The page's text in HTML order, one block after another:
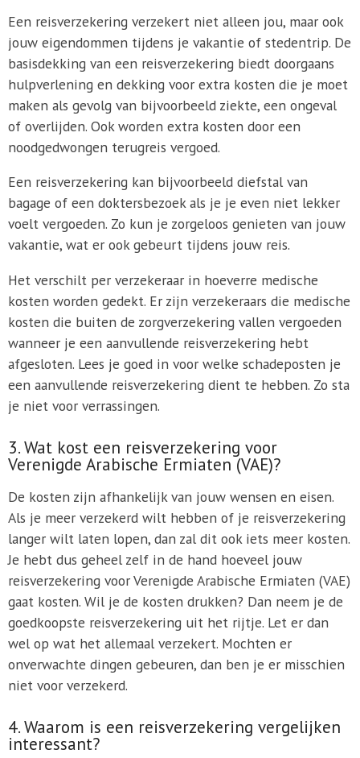
Een reisverzekering verzekert niet alleen jou, maar ook
jouw eigendommen tijdens je vakantie of stedentrip. De
basisdekking van een reisverzekering biedt doorgaans
hulpverlening en dekking voor extra kosten die je moet
maken als gevolg van bijvoorbeeld ziekte, een ongeval
of overlijden. Ook worden extra kosten door een
noodgedwongen terugreis vergoed.
Een reisverzekering kan bijvoorbeeld diefstal van
bagage of een doktersbezoek als je je even niet lekker
voelt vergoeden. Zo kun je zorgeloos genieten van jouw
vakantie, wat er ook gebeurt tijdens jouw reis.
Het verschilt per verzekeraar in hoeverre medische
kosten worden gedekt. Er zijn verzekeraars die medische
kosten die buiten de zorgverzekering vallen vergoeden
wanneer je een aanvullende reisverzekering hebt
afgesloten. Lees je goed in voor welke schadeposten je
een aanvullende reisverzekering dient te hebben. Zo sta
je niet voor verrassingen.
3. Wat kost een reisverzekering voor
Verenigde Arabische Ermiaten (VAE)?
De kosten zijn afhankelijk van jouw wensen en eisen.
Als je meer verzekerd wilt hebben of je reisverzekering
langer wilt laten lopen, dan zal dit ook iets meer kosten.
Je hebt dus geheel zelf in de hand hoeveel jouw
reisverzekering voor Verenigde Arabische Ermiaten (VAE)
gaat kosten. Wil je de kosten drukken? Dan neem je de
goedkoopste reisverzekering uit het rijtje. Let er dan
wel op wat het allemaal verzekert. Mochten er
onverwachte dingen gebeuren, dan ben je er misschien
niet voor verzekerd.
4. Waarom is een reisverzekering vergelijken
interessant?